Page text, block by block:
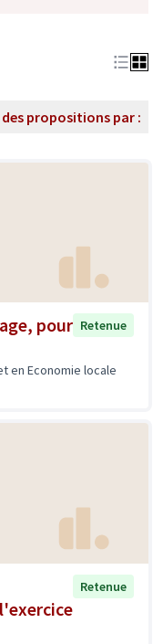
propositions par :
pour Retenue
en Economie locale
Retenue